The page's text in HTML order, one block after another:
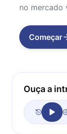
no mercado
Começar
Ouça a